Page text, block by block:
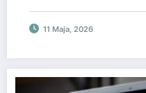
11 Maja, 2026